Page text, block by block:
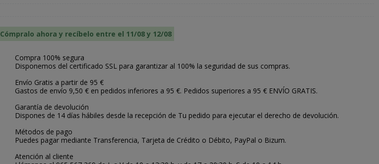
Cómpralo ahora y recíbelo entre el 11/08 y 12/08
Compra 100% segura
Disponemos del certificado SSL para garantizar al 100% la seguridad de sus compras.
Envío Gratis a partir de 95 €
Gastos de envío 9,50 € en pedidos inferiores a 95 €. Pedidos superiores a 95 € ENVÍO GRATIS.
Garantía de devolución
Dispones de 14 días hábiles desde la recepción de Tu pedido para ejecutar el derecho de devolución.
Métodos de pago
Puedes pagar mediante Transferencia, Tarjeta de Crédito o Débito, PayPal o Bizum.
Atención al cliente